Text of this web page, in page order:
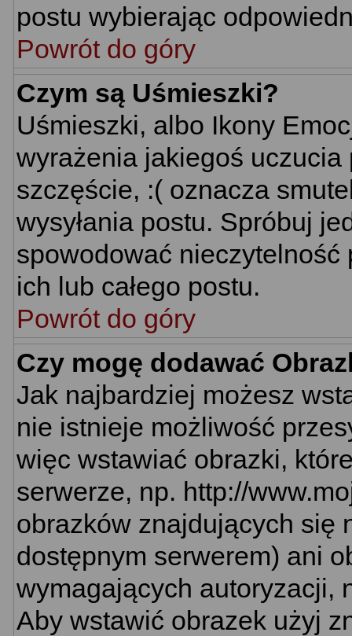
postu wybierając
Powrót do góry
Czym są Uśmieszki?
Uśmieszki, albo Ikony
wyrażenia jakiegoś
szczęście, :( oznacza
wysyłania postu. Spróbuj
spowodować
ich lub całego postu.
Powrót do góry
Czy mogę dodawać
Jak najbardziej możesz
nie istnieje możliwość
więc wstawiać obrazki,
serwerze, np. http://
obrazków znajdujących się
dostępnym serwerem) ani
wymagających autoryzacji,
Aby wstawić obrazek użyj